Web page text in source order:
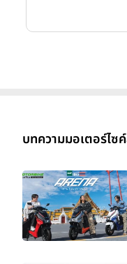
บทความมอเตอร์ไซ